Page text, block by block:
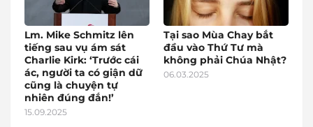
Lm. Mike Schmitz lên
tiếng sau vụ ám sát
Charlie Kirk: ‘Trước cái
ác, người ta có giận dữ
cũng là chuyện tự
nhiên đúng đắn!’
15.09.2025
Tại sao Mùa Chay bắt
đầu vào Thứ Tư mà
không phải Chúa Nhật?
06.03.2025